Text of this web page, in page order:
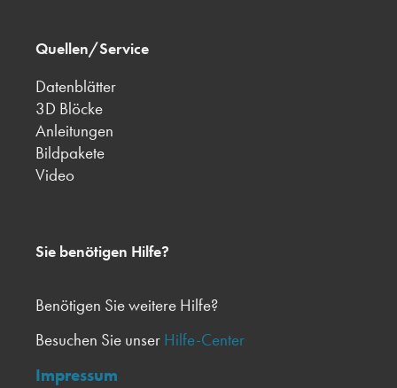
Quellen/Service
Datenblätter
3D Blöcke
Anleitungen
Bildpakete
Video
Sie benötigen Hilfe?
Benötigen Sie weitere Hilfe?
Besuchen Sie unser Hilfe-Center
Impressum